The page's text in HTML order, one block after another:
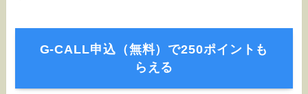
G-CALL申込（無料）で250ポイントも
らえる